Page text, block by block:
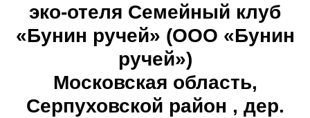
эко-отеля Семейный клуб
«Бунин ручей» (ООО «Бунин
ручей»)
Московская область,
Серпуховской район , дер.